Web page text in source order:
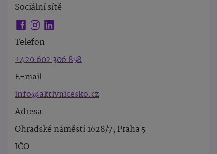
Sociální sítě
Telefon
+420 602 306 858
E-mail
info@aktivnicesko.cz
Adresa
Ohradské náměstí 1628/7, Praha 5
IČO